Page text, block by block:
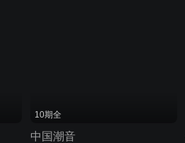
10期全
中国潮音